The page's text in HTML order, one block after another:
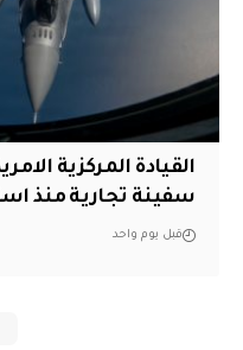
سفينة تجارية منذ
قبل يوم واحد